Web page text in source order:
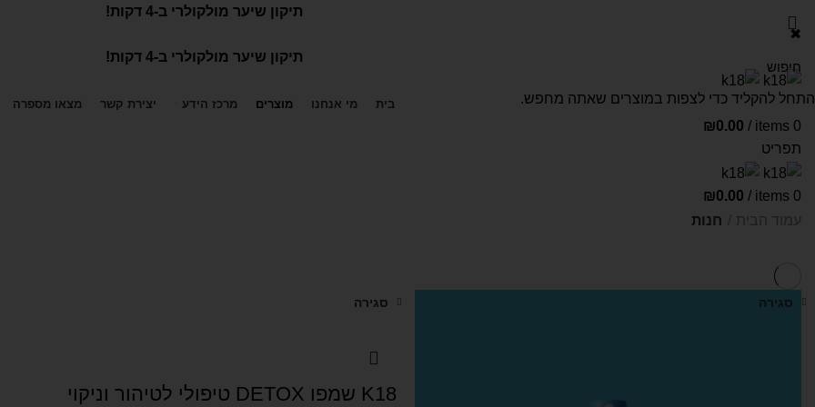
תיקון שיער מולקולרי ב-4 דקות!
✖
תיקון שיער מולקולרי ב-4 דקות!
בית מי אנחנו מוצרים מרכז הידע יצירת קשר מצאו מספרה
0
items
/
₪0.00
תפריט
0
items
/
₪0.00
חנות
סגירה סגירה
K18 שמפו DETOX טיפולי לטיהור וניקוי
התחל להקליד כדי לצפות במוצרים שאתה מחפש.